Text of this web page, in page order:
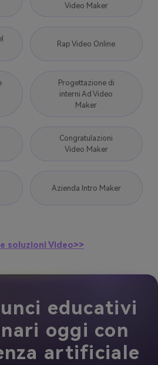
Video Maker
Rap Video Online
Progettazione di
interni Ad Video
Maker
Congratulazioni
Video Maker
Azienda Intro Maker
soluzioni Video>>
educativi
oggi con
artificiale